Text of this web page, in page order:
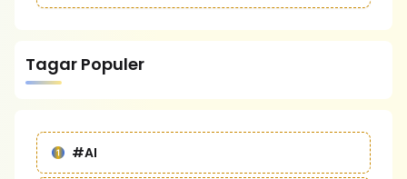
Tagar Populer
#AI